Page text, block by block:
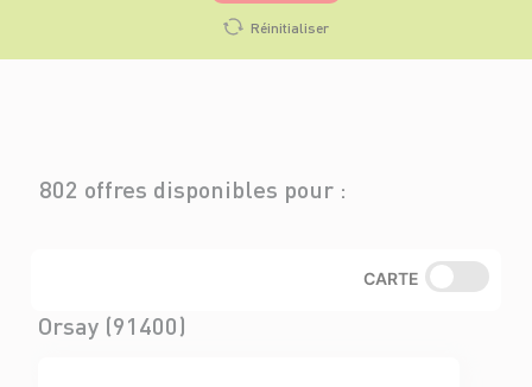
Réinitialiser
802 offres disponibles pour :
CARTE
Orsay (91400)